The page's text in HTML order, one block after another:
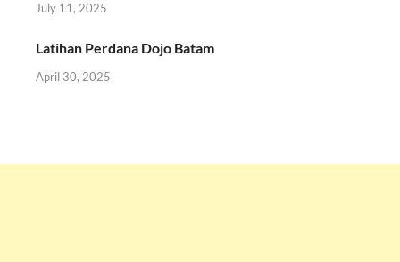
July 11, 2025
Latihan Perdana Dojo Batam
April 30, 2025